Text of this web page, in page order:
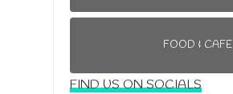
FOOD & CAFE
FIND US ON SOCIALS